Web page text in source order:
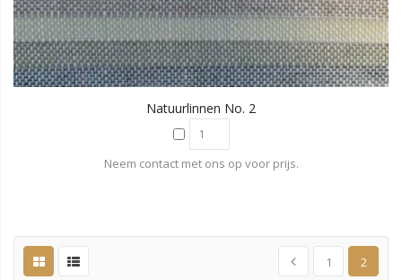
Natuurlinnen No. 2
Neem contact met ons op voor prijs.
1 2